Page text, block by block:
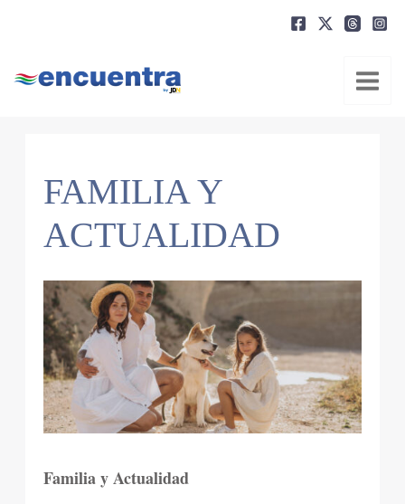
FAMILIA Y
ACTUALIDAD
Familia y Actualidad